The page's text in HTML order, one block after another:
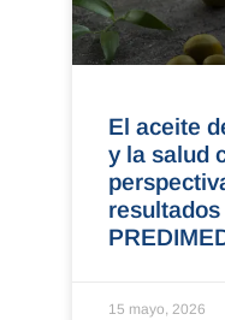
El aceite
y la salud
15 mayo, 2026